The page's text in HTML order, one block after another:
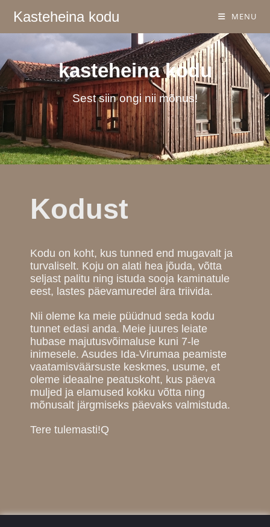
Kasteheina kodu MENU
kasteheina kodu
Sest siin ongi nii mõnus!
Kodust
Kodu on koht, kus tunned end mugavalt ja
turvaliselt. Koju on alati hea jõuda, võtta
seljast palitu ning istuda sooja kaminatule
eest, lastes päevamuredel ära triivida.
Nii oleme ka meie püüdnud seda kodu
tunnet edasi anda. Meie juures leiate
hubase majutusvõimaluse kuni 7-le
inimesele. Asudes Ida-Virumaa peamiste
vaatamisväärsuste keskmes, usume, et
oleme ideaalne peatuskoht, kus päeva
muljed ja elamused kokku võtta ning
mõnusalt järgmiseks päevaks valmistuda.
Tere tulemasti!Q